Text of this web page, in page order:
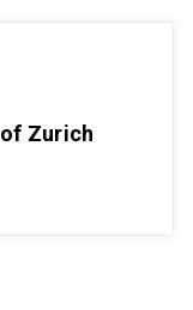
Zurich